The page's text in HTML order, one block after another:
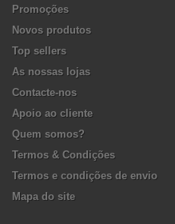
Promoções
Novos produtos
Top sellers
As nossas lojas
Contacte-nos
Apoio ao cliente
Quem somos?
Termos & Condições
Termos e condições de envio
Mapa do site